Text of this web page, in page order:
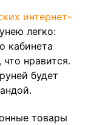
интернет-
легко:
кабинета
нравится.
будет
товары